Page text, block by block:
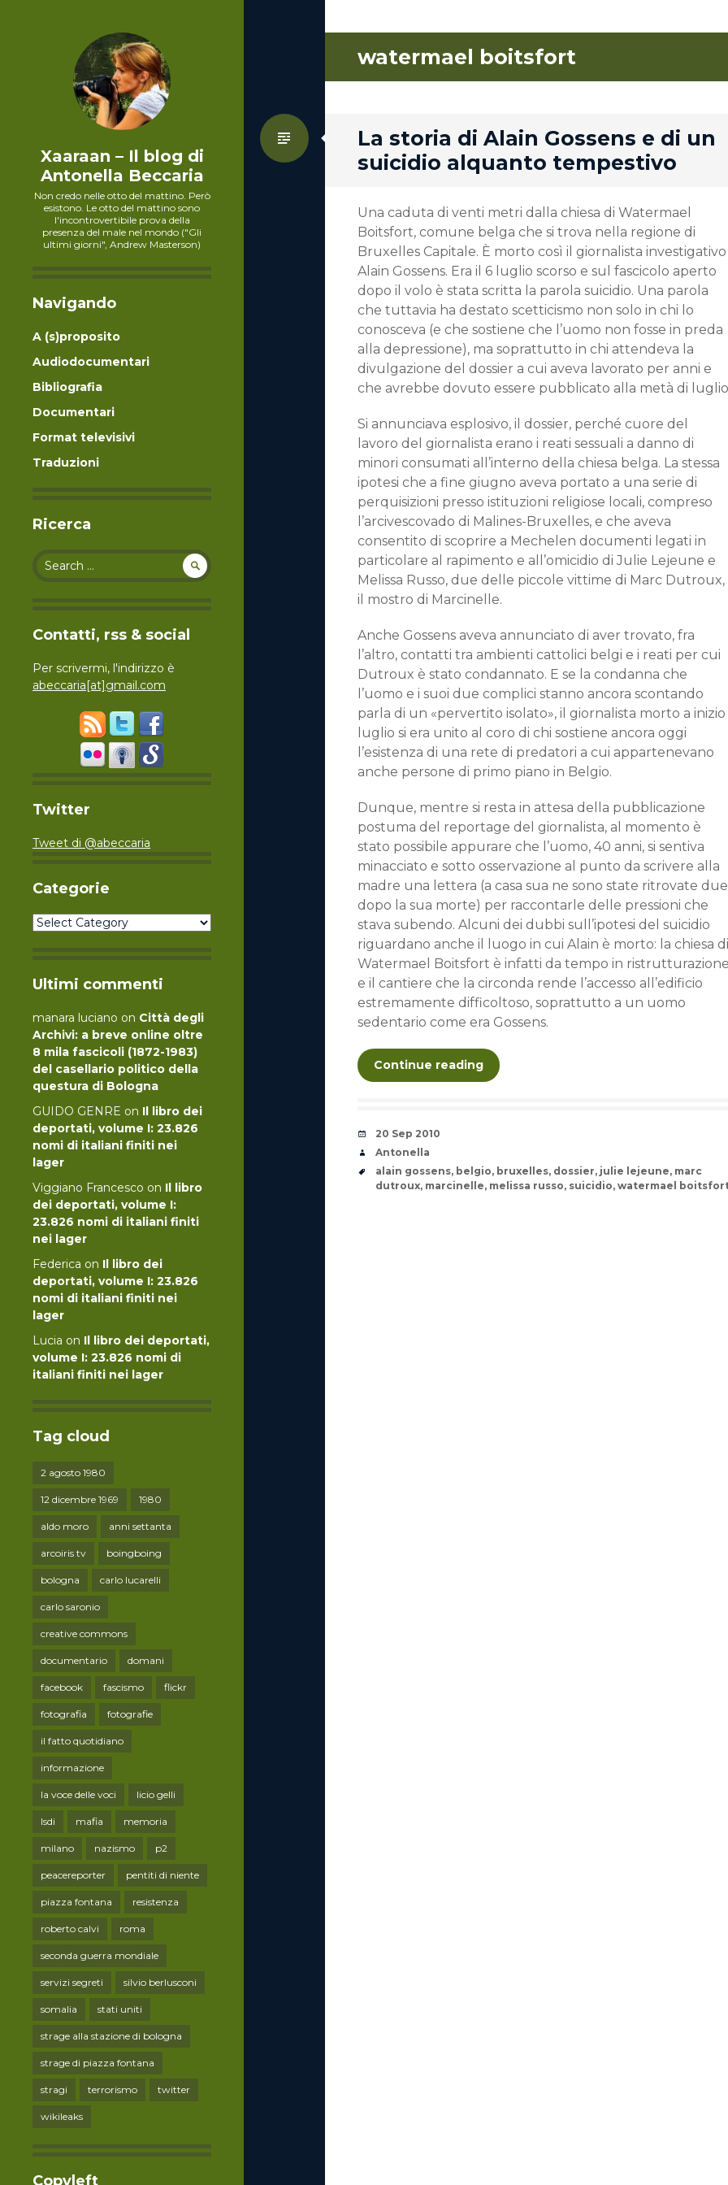
Xaaraan – Il blog di
Antonella Beccaria
Non credo nelle otto del mattino. Però
esistono. Le otto del mattino sono
l'incontrovertibile prova della
presenza del male nel mondo ("Gli
ultimi giorni", Andrew Masterson)
Navigando
A (s)proposito
Audiodocumentari
Bibliografia
Documentari
Format televisivi
Traduzioni
Ricerca
Search for:
Contatti, rss & social
Per scrivermi, l'indirizzo è
abeccaria[at]gmail.com
Twitter
Tweet di @abeccaria
Categorie
Categorie
Ultimi commenti
manara luciano on Città degli
Archivi: a breve online oltre
8 mila fascicoli (1872-1983)
del casellario politico della
questura di Bologna
GUIDO GENRE on Il libro dei
deportati, volume I: 23.826
nomi di italiani finiti nei
lager
Viggiano Francesco on Il libro
dei deportati, volume I:
23.826 nomi di italiani finiti
nei lager
Federica on Il libro dei
deportati, volume I: 23.826
nomi di italiani finiti nei
lager
Lucia on Il libro dei deportati,
volume I: 23.826 nomi di
italiani finiti nei lager
Tag cloud
2 agosto 1980
12 dicembre 1969 1980
aldo moro anni settanta
arcoiris tv boingboing
bologna carlo lucarelli
carlo saronio
creative commons
documentario domani
facebook fascismo flickr
fotografia fotografie
il fatto quotidiano
informazione
la voce delle voci licio gelli
lsdi mafia memoria
milano nazismo p2
peacereporter pentiti di niente
piazza fontana resistenza
roberto calvi roma
seconda guerra mondiale
servizi segreti silvio berlusconi
somalia stati uniti
strage alla stazione di bologna
strage di piazza fontana
stragi terrorismo twitter
wikileaks
Copyleft
watermael boitsfort
La storia di Alain Gossens e di un
suicidio alquanto tempestivo
Standard
Una caduta di venti metri dalla chiesa di Watermael
Boitsfort, comune belga che si trova nella regione di
Bruxelles Capitale. È morto così il giornalista investigativo
Alain Gossens. Era il 6 luglio scorso e sul fascicolo aperto
dopo il volo è stata scritta la parola suicidio. Una parola
che tuttavia ha destato scetticismo non solo in chi lo
conosceva (e che sostiene che l’uomo non fosse in preda
alla depressione), ma soprattutto in chi attendeva la
divulgazione del dossier a cui aveva lavorato per anni e
che avrebbe dovuto essere pubblicato alla metà di
Si annunciava esplosivo, il dossier, perché cuore del
lavoro del giornalista erano i reati sessuali a danno di
minori consumati all’interno della chiesa belga. La stessa
ipotesi che a fine giugno aveva portato a una serie di
perquisizioni presso istituzioni religiose locali, compreso
l’arcivescovado di Malines-Bruxelles, e che aveva
consentito di scoprire a Mechelen documenti legati in
particolare al rapimento e all’omicidio di Julie Lejeune e
Melissa Russo, due delle piccole vittime di Marc Dutroux,
il mostro di Marcinelle.
Anche Gossens aveva annunciato di aver trovato, fra
l’altro, contatti tra ambienti cattolici belgi e i reati per cui
Dutroux è stato condannato. E se la condanna che
l’uomo e i suoi due complici stanno ancora scontando
parla di un «pervertito isolato», il giornalista morto a inizio
luglio si era unito al coro di chi sostiene ancora oggi
l’esistenza di una rete di predatori a cui appartenevano
anche persone di primo piano in Belgio.
Dunque, mentre si resta in attesa della pubblicazione
postuma del reportage del giornalista, al momento è
stato possibile appurare che l’uomo, 40 anni, si sentiva
minacciato e sotto osservazione al punto da scrivere alla
madre una lettera (a casa sua ne sono state ritrovate
dopo la sua morte) per raccontarle delle pressioni che
stava subendo. Alcuni dei dubbi sull’ipotesi del suicidio
riguardano anche il luogo in cui Alain è morto: la chiesa di
Watermael Boitsfort è infatti da tempo in
e il cantiere che la circonda rende l’accesso all’edificio
estremamente difficoltoso, soprattutto a un uomo
sedentario come era Gossens.
Continue reading
Date
20 Sep 2010
Author
Antonella
Tags
alain gossens, belgio, bruxelles, dossier, julie lejeune, marc
dutroux, marcinelle, melissa russo, suicidio, watermael